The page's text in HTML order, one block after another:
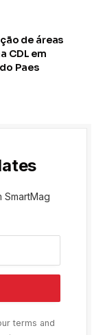
de áreas
CDL em
Paes
SmartMag
terms and